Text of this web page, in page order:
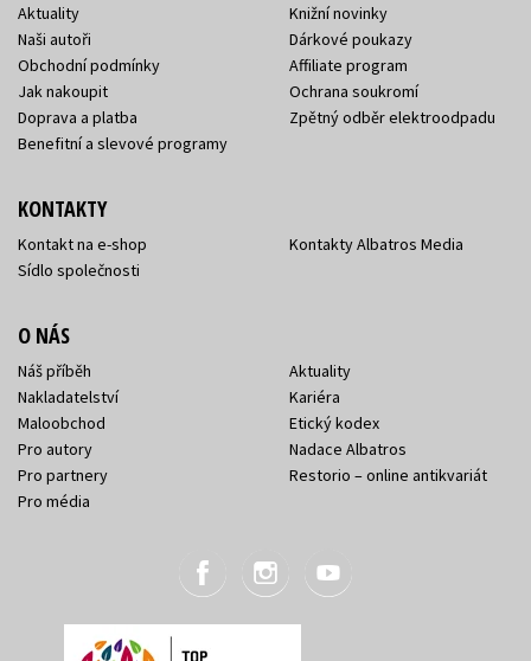
Aktuality
Naši autoři
Obchodní podmínky
Jak nakoupit
Doprava a platba
Benefitní a slevové programy
Knižní novinky
Dárkové poukazy
Affiliate program
Ochrana soukromí
Zpětný odběr elektroodpadu
KONTAKTY
Kontakt na e-shop
Sídlo společnosti
Kontakty Albatros Media
O NÁS
Náš příběh
Nakladatelství
Maloobchod
Pro autory
Pro partnery
Pro média
Aktuality
Kariéra
Etický kodex
Nadace Albatros
Restorio – online antikvariát